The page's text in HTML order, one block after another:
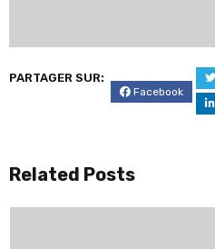
PARTAGER SUR:
Facebook
Related Posts